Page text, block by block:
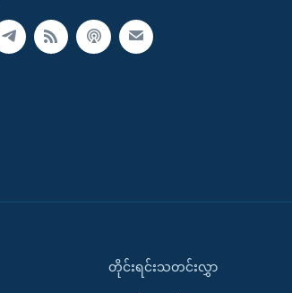
တိုင်းရင်းသတင်းလွှာ